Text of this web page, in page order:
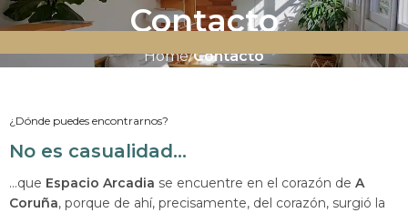
Contacto
Home Contacto
¿Dónde puedes encontrarnos?
No es casualidad...
...que Espacio Arcadia se encuentre en el corazón de A
Coruña, porque de ahí, precisamente, del corazón, surgió la